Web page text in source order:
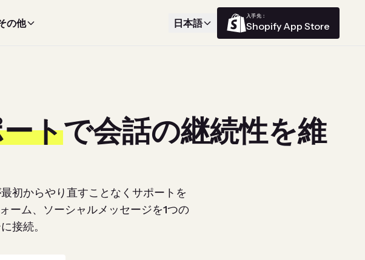
の他 日本語
入手先：
Shopify App Store
トで会話の継続性を維
初からやり直すことなくサポートを
ーム、ソーシャルメッセージを1つの
接続。